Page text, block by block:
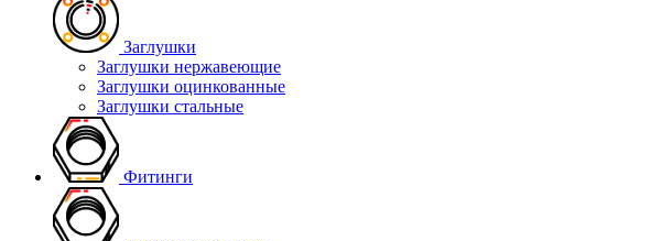
Заглушки
Заглушки нержавеющие
Заглушки оцинкованные
Заглушки стальные
Фитинги